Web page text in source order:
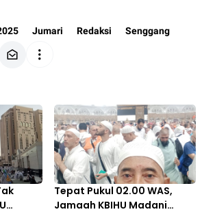
Jumari Redaksi Senggang
Tepat Pukul 02.00 WAS,
Jamaah KBIHU Madani